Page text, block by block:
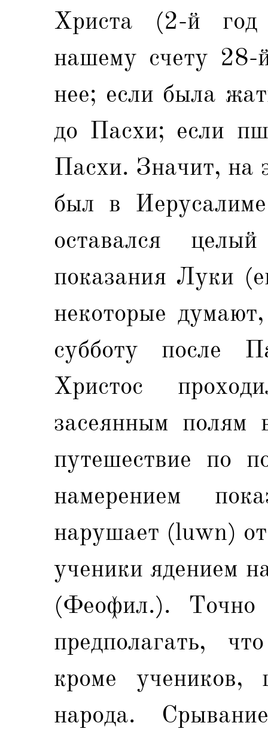
Христа (2-й
нашему счету 28-
нее; если была
до Пасхи; если
Пасхи. Значит, на
был в
оставался
показания Луки
некоторые
субботу после
Христос
засеянным полям
путешествие по
намерением
нарушает (luwn)
ученики ядением
(Феофил.). Точно
предполагать,
кроме
народа.